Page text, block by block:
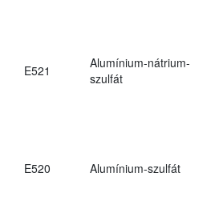
E521
Alumínium-nátrium-
szulfát
E520 Alumínium-szulfát